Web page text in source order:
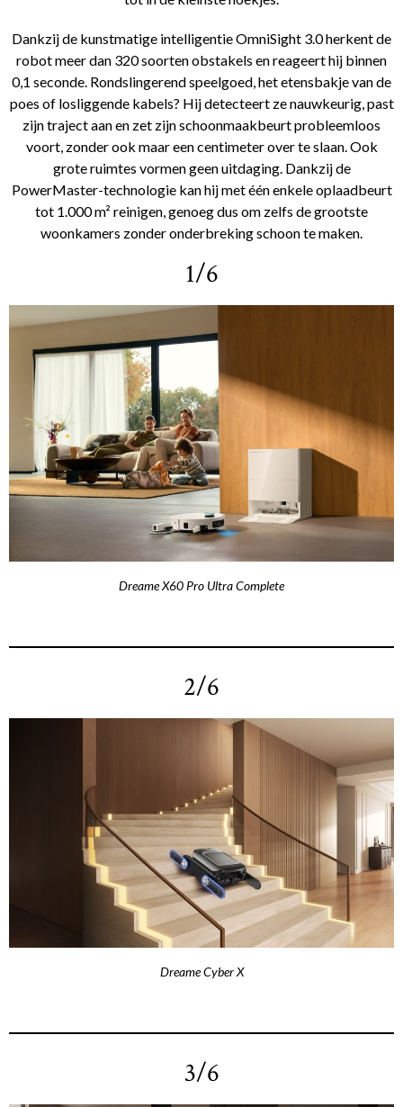
Dankzij de kunstmatige intelligentie OmniSight 3.0 herkent de
robot meer dan 320 soorten obstakels en reageert hij binnen
0,1 seconde. Rondslingerend speelgoed, het etensbakje van de
poes of losliggende kabels? Hij detecteert ze nauwkeurig, past
zijn traject aan en zet zijn schoonmaakbeurt probleemloos
voort, zonder ook maar een centimeter over te slaan. Ook
grote ruimtes vormen geen uitdaging. Dankzij de
PowerMaster-technologie kan hij met één enkele oplaadbeurt
tot 1.000 m² reinigen, genoeg dus om zelfs de grootste
woonkamers zonder onderbreking schoon te maken.
1/6
Dreame X60 Pro Ultra Complete
2/6
Dreame Cyber X
3/6